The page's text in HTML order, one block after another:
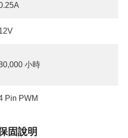
小時
Pin PWM
固說明